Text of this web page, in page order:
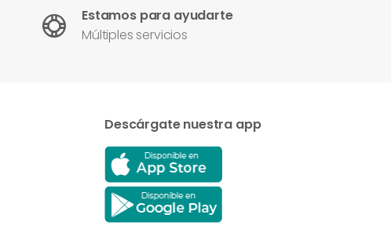
Estamos para ayudarte
Múltiples servicios
Descárgate nuestra app